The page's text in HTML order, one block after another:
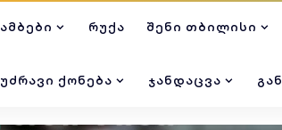
ᲐᲛᲑᲔᲑᲘ ᲠᲣᲥᲐ ᲨᲔᲜᲘ ᲗᲑᲘᲚᲘᲡᲘ
ᲣᲫᲠᲐᲕᲘ ᲥᲝᲜᲔᲑᲐ ᲯᲐᲜᲓᲐᲪᲕᲐ